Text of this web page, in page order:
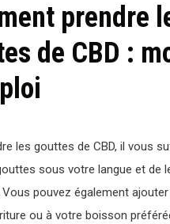
prendre
de CBD :
les gouttes de CBD, il vous
sous votre langue et de
pouvez également
ou à votre boisson